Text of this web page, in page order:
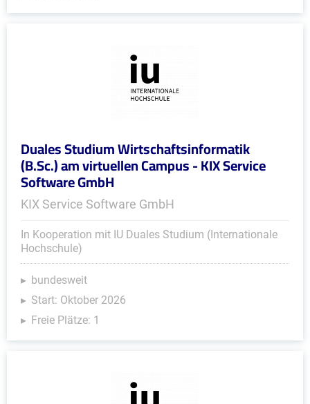
Duales Studium Wirtschaftsinformatik
(B.Sc.) am virtuellen Campus - KIX Service
Software GmbH
KIX Service Software GmbH
In Kooperation mit IU Duales Studium (Internationale
Hochschule)
bundesweit
Start: Oktober 2026
Freie Plätze: 1